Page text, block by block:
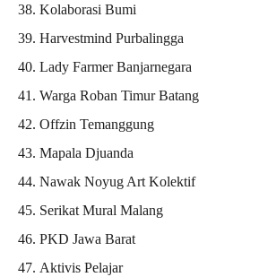
Kolaborasi Bumi
Harvestmind Purbalingga
Lady Farmer Banjarnegara
Warga Roban Timur Batang
Offzin Temanggung
Mapala Djuanda
Nawak Noyug Art Kolektif
Serikat Mural Malang
PKD Jawa Barat
Aktivis Pelajar